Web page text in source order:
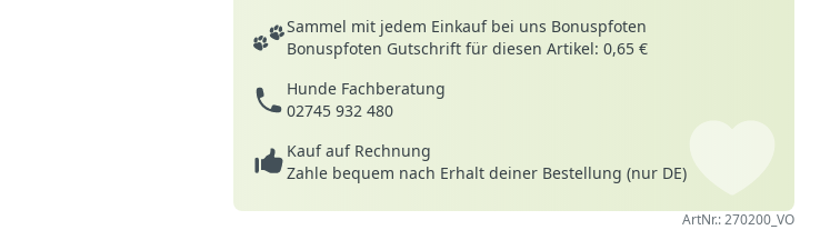
Deine Vorteile
Sammel mit jedem Einkauf bei uns Bonuspfoten
Bonuspfoten Gutschrift für diesen Artikel: 0,65 €
Hunde Fachberatung
02745 932 480
Kauf auf Rechnung
Zahle bequem nach Erhalt deiner Bestellung (nur DE)
ArtNr.: 270200_VO